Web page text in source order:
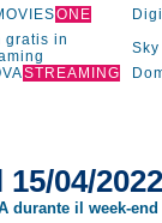
ONE
gratis in
Sky
STREAMING
04/2022
il week-